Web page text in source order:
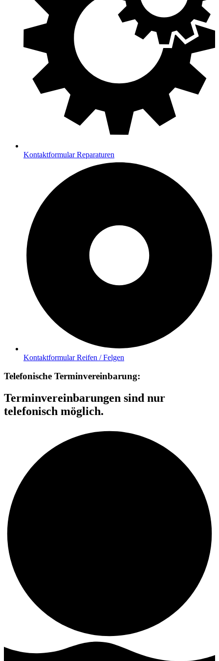
Kontaktformular Reparaturen
Kontaktformular Reifen / Felgen
Telefonische Terminvereinbarung:
Terminvereinbarungen sind nur
telefonisch möglich.